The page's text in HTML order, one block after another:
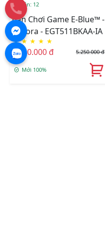
Đã bán: 12
Bàn Chơi Game E-Blue™ -
Auzora - EGT511BKAA-IA
★ ★ ★ ★ ★
4.990.000 đ 5.250.000 đ
Mới 100%